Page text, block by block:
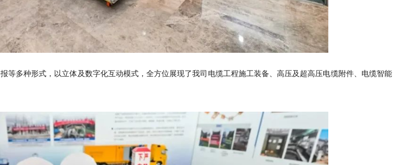
等多种形式，以立体及数字化互动模式，全方位展现了我司电缆工程施工装备、高压及超高压电缆附件、电缆智能